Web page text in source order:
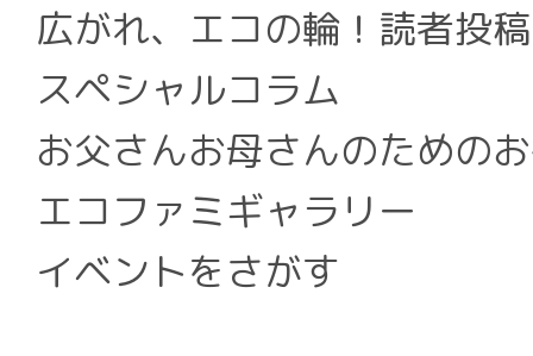
広がれ、エコの輪！読者投
スペシャルコラム
お父さんお母さんのための
エコファミギャラリー
イベントをさがす